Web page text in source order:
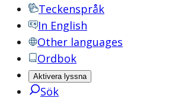
Teckenspråk
In English
Other languages
Ordbok
Aktivera lyssna
Sök